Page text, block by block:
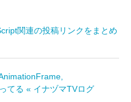
関連の投稿リンクをまとめ
てる « イナヅマTVログ